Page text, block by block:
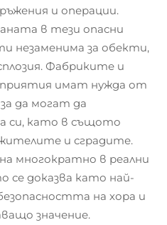
и операции.
в тези опасни
незаменима за обекти,
Фабриките и
имат нужда от
да могат да
си, като в същото
и сградите.
многократно в реални
се доказва като най-
на хора и
значение.